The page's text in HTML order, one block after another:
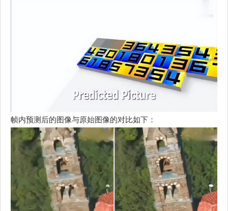
帧内预测后的图像与原始图像的对比如下：